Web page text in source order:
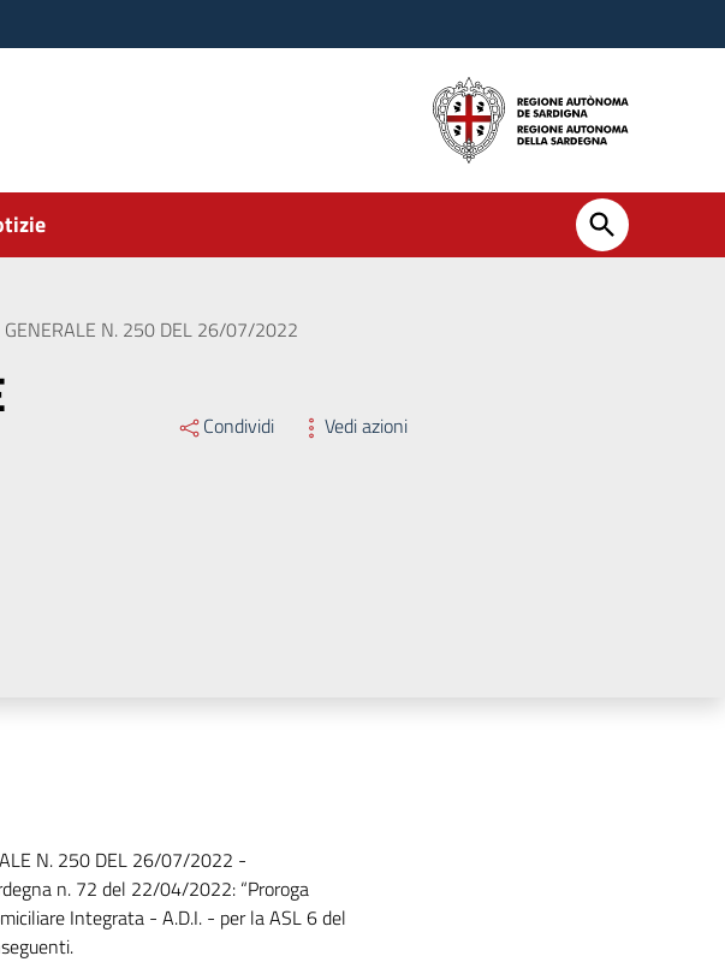
GENERALE N. 250 DEL 26/07/2022
Condividi Vedi azioni
N. 250 DEL 26/07/2022 -
n. 72 del 22/04/2022: “Proroga
Integrata - A.D.I. - per la ASL 6 del